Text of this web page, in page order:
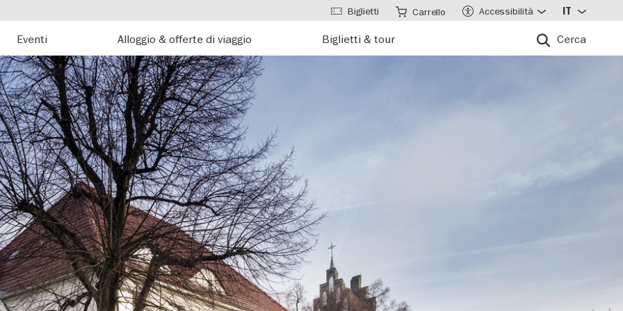
Eventi Alloggio & offerte di viaggio Biglietti & tour Cerca
Biglietti Carrello Accessibilità IT